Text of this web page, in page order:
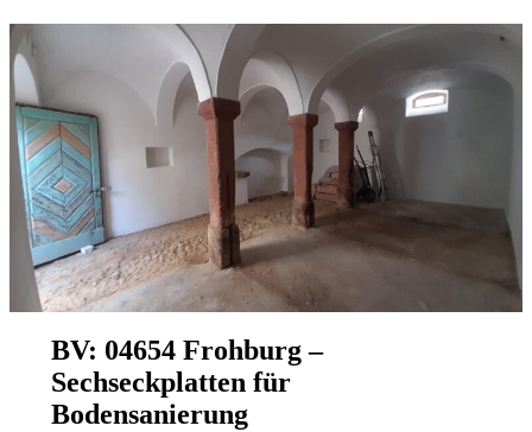
BV: 04654 Frohburg –
Sechseckplatten für
Bodensanierung